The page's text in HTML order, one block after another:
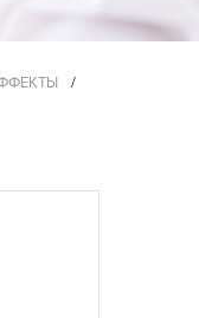
/